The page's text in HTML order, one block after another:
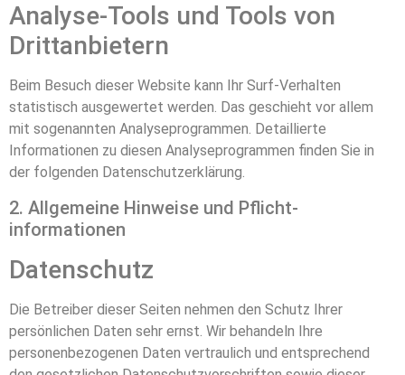
Analyse-Tools und Tools von
Dritt­anbietern
Beim Besuch dieser Website kann Ihr Surf-Verhalten
statistisch ausgewertet werden. Das geschieht vor allem
mit sogenannten Analyseprogrammen. Detaillierte
Informationen zu diesen Analyseprogrammen finden Sie in
der folgenden Datenschutzerklärung.
2. Allgemeine Hinweise und Pflicht­
informationen
Datenschutz
Die Betreiber dieser Seiten nehmen den Schutz Ihrer
persönlichen Daten sehr ernst. Wir behandeln Ihre
personenbezogenen Daten vertraulich und entsprechend